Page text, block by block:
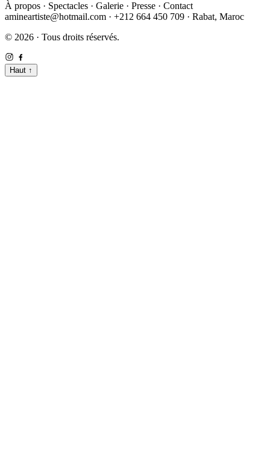
À propos · Spectacles · Galerie · Presse · Contact
amineartiste@hotmail.com · +212 664 450 709 · Rabat, Maroc
© 2026 · Tous droits réservés.
Haut ↑